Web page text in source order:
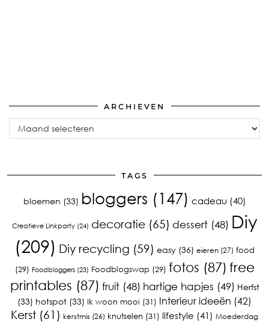
ARCHIEVEN
Archieven
TAGS
bloemen (33) bloggers (147) cadeau (40)
Creatieve Linkparty(24) decoratie(65) dessert(48) Diy
(209) Diy recycling (59) easy (36) eieren (27) food
(29) Foodbloggers(23) Foodblogswap(29) fotos (87) free
printables (87) fruit(48) hartige hapjes (49) Herfst
(33) hotspot (33) Ik woon mooi (31) Interieur ideeën (42)
Kerst (61) kerstmis (26) knutselen (31) lifestyle (41) Moederdag